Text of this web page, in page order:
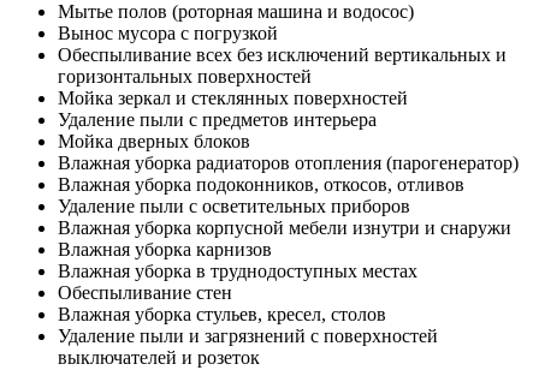
Мытье полов (роторная машина и водосос)
Вынос мусора с погрузкой
Обеспыливание всех без исключений вертикальных и
горизонтальных поверхностей
Мойка зеркал и стеклянных поверхностей
Удаление пыли с предметов интерьера
Мойка дверных блоков
Влажная уборка радиаторов отопления (парогенератор)
Влажная уборка подоконников, откосов, отливов
Удаление пыли с осветительных приборов
Влажная уборка корпусной мебели изнутри и снаружи
Влажная уборка карнизов
Влажная уборка в труднодоступных местах
Обеспыливание стен
Влажная уборка стульев, кресел, столов
Удаление пыли и загрязнений с поверхностей
выключателей и розеток